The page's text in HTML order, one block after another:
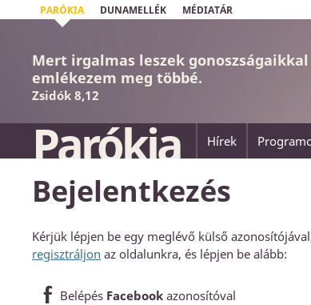
PARÓKIA DUNAMELLÉK MÉDIATÁR
Mert irgalmas leszek
emlékezem meg többé.
Zsidók 8,12
Parókia Hírek
Bejelentkezés
Kérjük lépjen be egy meglévő külső
regisztráljon az oldalunkra, és lépjen be alább:
Belépés Facebook azonosítóval